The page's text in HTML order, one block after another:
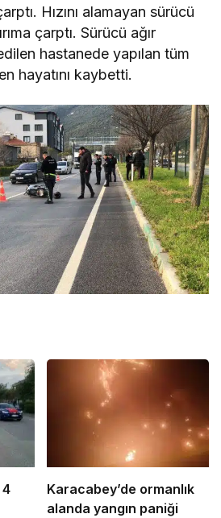
Hızını alamayan sürücü
çarptı. Sürücü ağır
hastanede yapılan tüm
hayatını kaybetti.
4
Karacabey’de ormanlık
alanda yangın paniği